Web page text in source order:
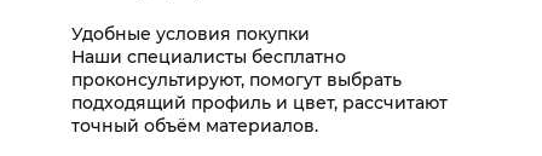
Удобные условия покупки
Наши специалисты бесплатно
проконсультируют, помогут выбрать
подходящий профиль и цвет, рассчитают
точный объём материалов.